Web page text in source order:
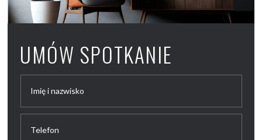
UMÓW SPOTKANIE